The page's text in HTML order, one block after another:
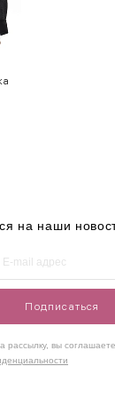
обмерить
на наши
Подписаться
рассылку, вы